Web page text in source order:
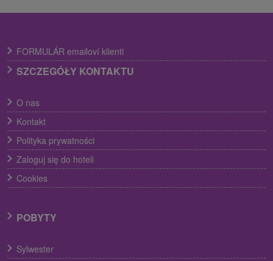
FORMULÁR emailoví klienti
SZCZEGÓŁY KONTAKTU
O nas
Kontakt
Polityka prywatności
Zaloguj się do hoteli
Cookies
POBYTY
Sylwester